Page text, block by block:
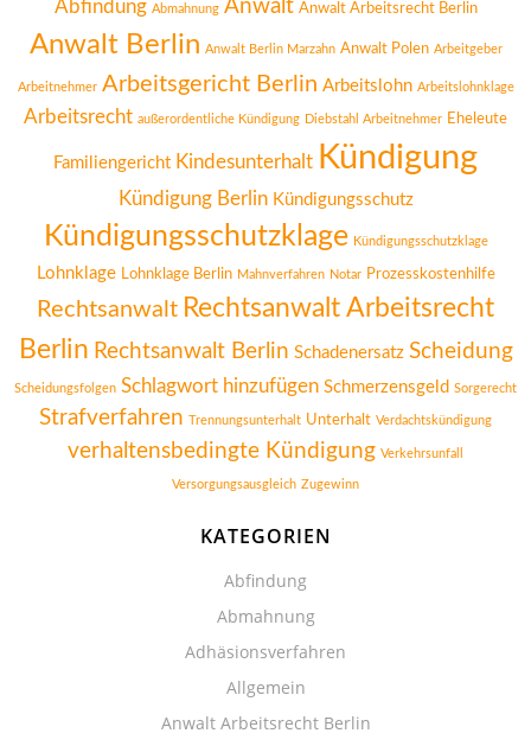
Abfindung Abmahnung Anwalt Anwalt Arbeitsrecht Berlin
Anwalt Berlin Anwalt Berlin Marzahn Anwalt Polen Arbeitgeber
Arbeitnehmer Arbeitsgericht Berlin Arbeitslohn Arbeitslohnklage
Arbeitsrecht außerordentliche Kündigung Diebstahl Arbeitnehmer Eheleute
Familiengericht Kindesunterhalt Kündigung
Kündigung Berlin Kündigungsschutz
Kündigungsschutzklage Kündigungsschutzklage
Lohnklage Lohnklage Berlin Mahnverfahren Notar Prozesskostenhilfe
Rechtsanwalt Rechtsanwalt Arbeitsrecht
Berlin Rechtsanwalt Berlin Schadenersatz Scheidung
Scheidungsfolgen Schlagwort hinzufügen Schmerzensgeld Sorgerecht
Strafverfahren Trennungsunterhalt Unterhalt Verdachtskündigung
verhaltensbedingte Kündigung Verkehrsunfall
Versorgungsausgleich Zugewinn
KATEGORIEN
Abfindung
Abmahnung
Adhäsionsverfahren
Allgemein
Anwalt Arbeitsrecht Berlin